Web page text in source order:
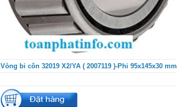
Vòng bi côn 32019 X2/YA ( 2007119 )-Phi 95x145x30 mm